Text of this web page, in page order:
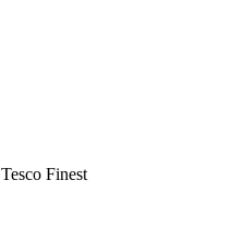
Tesco Finest